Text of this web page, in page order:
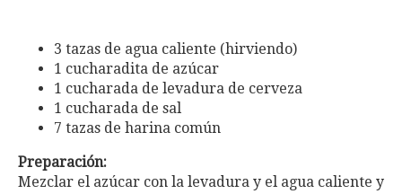
3 tazas de agua caliente (hirviendo)
1 cucharadita de azúcar
1 cucharada de levadura de cerveza
1 cucharada de sal
7 tazas de harina común
Preparación:
Mezclar el azúcar con la levadura y el agua caliente y